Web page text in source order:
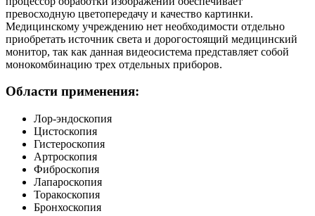
превосходную цветопередачу и качество картинки.
Медицинскому учреждению нет необходимости отдельно
приобретать источник света и дорогостоящий медицинский
монитор, так как данная видеосистема представляет собой
монокомбинацию трех отдельных приборов.
Области применения:
Лор-эндоскопия
Цистоскопия
Гистероскопия
Артроскопия
Фиброскопия
Лапароскопия
Торакоскопия
Бронхоскопия